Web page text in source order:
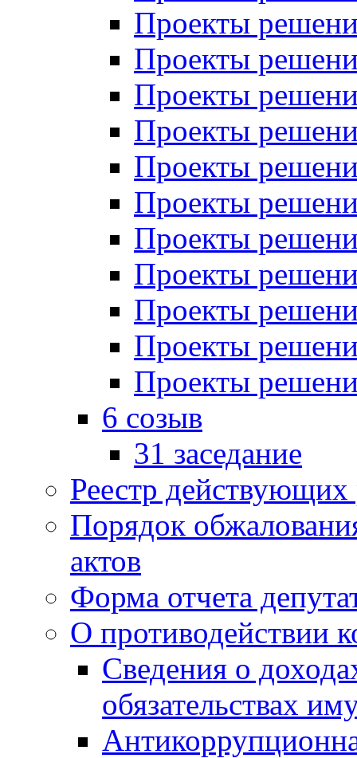
Проекты
Проекты
Проекты
Проекты
Проекты
Проекты
Проекты
Проекты
Проекты
Проекты
Проекты
6 созыв
31 заседание
Реестр
Порядок
актов
Форма отчета
О противодействии
Сведения о
обязательствах